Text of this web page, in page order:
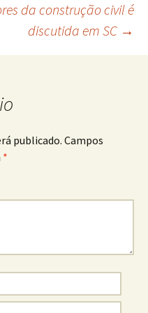
da construção civil é
discutida em SC →
publicado. Campos
*